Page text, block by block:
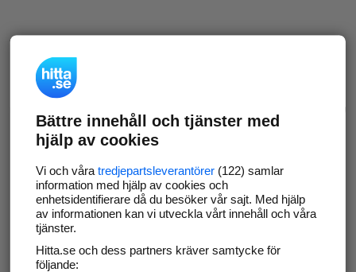
Bättre innehåll och tjänster med
hjälp av cookies
Vi och våra tredjepartsleverantörer(122) samlar
information med hjälp av cookies och
enhetsidentifierare då du besöker vår sajt. Med hjälp
av informationen kan vi utveckla vårt innehåll och våra
tjänster.
Hitta.se och dess partners kräver samtycke för
följande: